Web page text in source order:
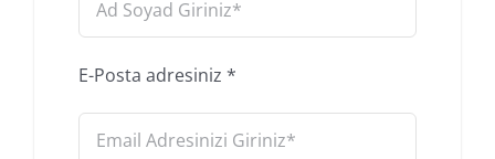
E-Posta adresiniz *